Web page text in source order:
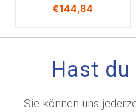
€144,84
Hast du
Sie können uns